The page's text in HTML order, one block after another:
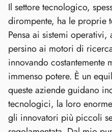
Il settore tecnologico,
dirompente, ha le proprie
Pensa ai sistemi
persino ai motori di
innovando costantemente
immenso potere. È un
queste aziende guidano
tecnologici, la loro
gli innovatori più piccoli